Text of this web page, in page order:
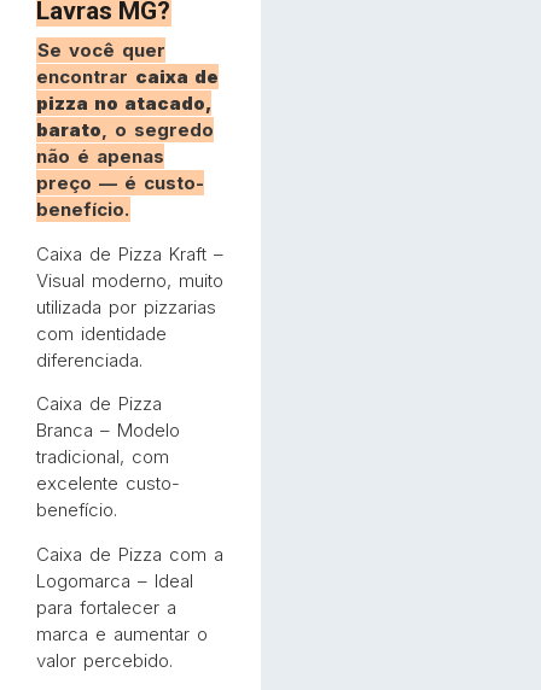
Lavras MG?
Se você quer
encontrar caixa de
pizza no atacado,
barato, o segredo
não é apenas
preço — é custo-
benefício.
Caixa de Pizza Kraft –
Visual moderno, muito
utilizada por pizzarias
com identidade
diferenciada.
Caixa de Pizza
Branca – Modelo
tradicional, com
excelente custo-
benefício.
Caixa de Pizza com a
Logomarca – Ideal
para fortalecer a
marca e aumentar o
valor percebido.